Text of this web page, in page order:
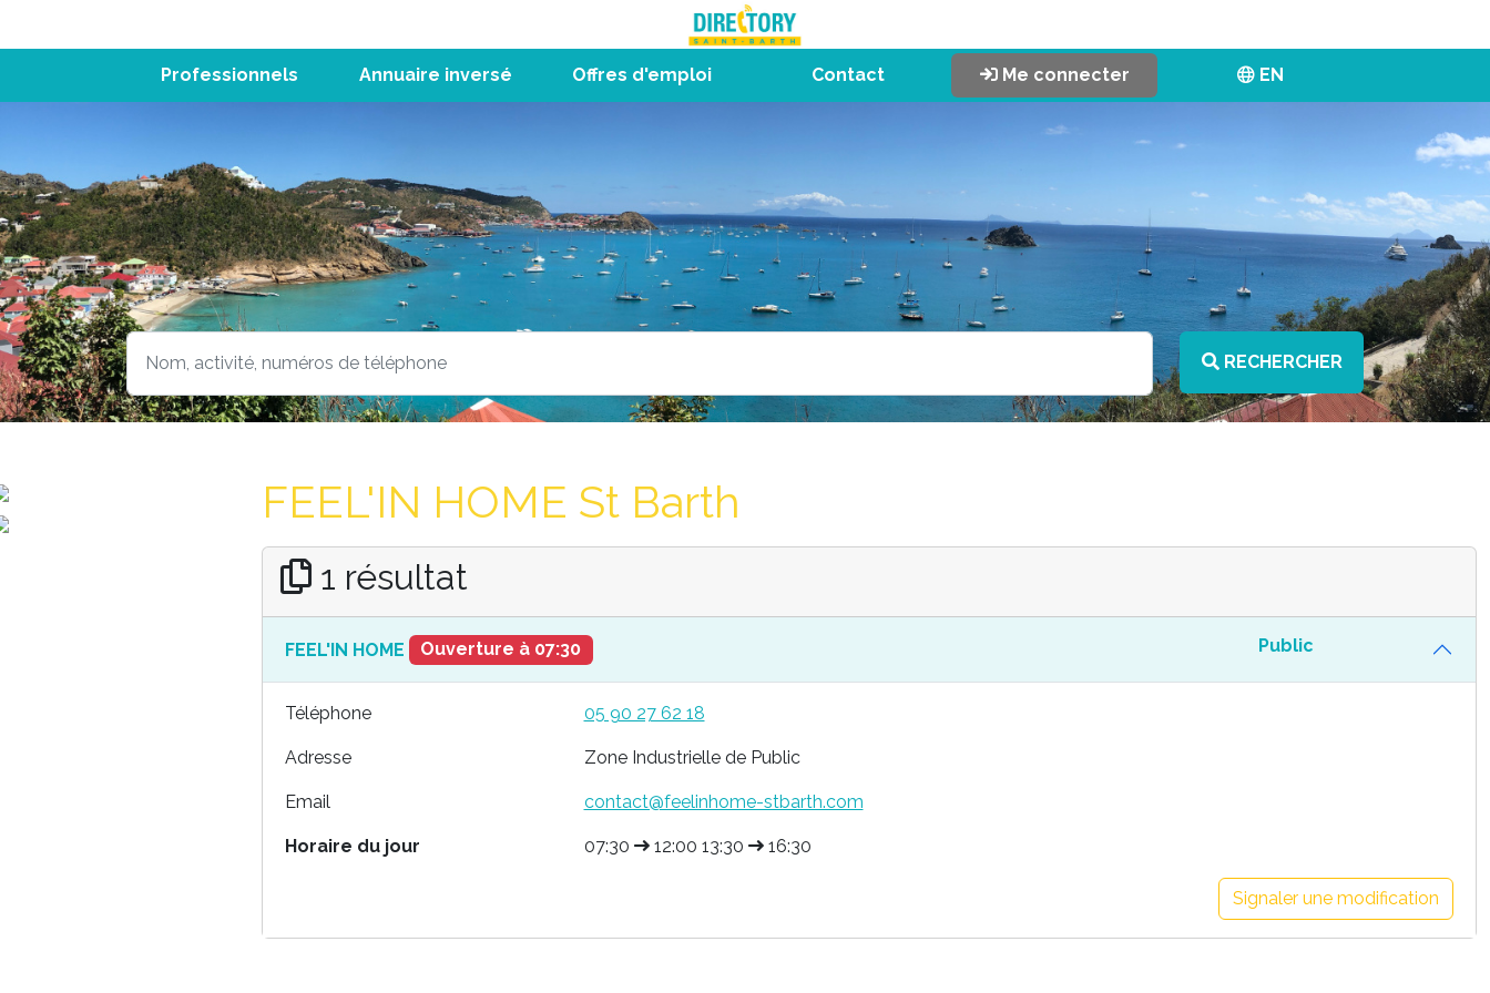
Professionnels Annuaire inversé Offres d'emploi Contact Me connecter EN
RECHERCHER
FEEL'IN HOME St Barth
1 résultat
FEEL'IN HOME Ouverture à 07:30 Public
Téléphone 05 90 27 62 18
Adresse Zone Industrielle de Public
Email contact@feelinhome-stbarth.com
Horaire du jour 07:30 12:00 13:30 16:30
Signaler une modification